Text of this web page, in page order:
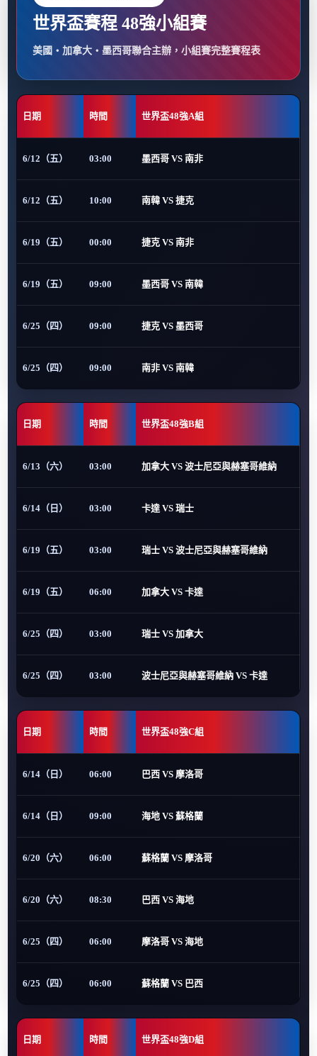
世界盃賽程 48強小組賽
美國・加拿大・墨西哥聯合主辦，小組賽完整賽程表
日期 時間 世界盃48強A組
6/12（五） 03:00 墨西哥 VS 南非
6/12（五） 10:00 南韓 VS 捷克
6/19（五） 00:00 捷克 VS 南非
6/19（五） 09:00 墨西哥 VS 南韓
6/25（四） 09:00 捷克 VS 墨西哥
6/25（四） 09:00 南非 VS 南韓
日期 時間 世界盃48強B組
6/13（六） 03:00 加拿大 VS 波士尼亞與赫塞哥維納
6/14（日） 03:00 卡達 VS 瑞士
6/19（五） 03:00 瑞士 VS 波士尼亞與赫塞哥維納
6/19（五） 06:00 加拿大 VS 卡達
6/25（四） 03:00 瑞士 VS 加拿大
6/25（四） 03:00 波士尼亞與赫塞哥維納 VS 卡達
日期 時間 世界盃48強C組
6/14（日） 06:00 巴西 VS 摩洛哥
6/14（日） 09:00 海地 VS 蘇格蘭
6/20（六） 06:00 蘇格蘭 VS 摩洛哥
6/20（六） 08:30 巴西 VS 海地
6/25（四） 06:00 摩洛哥 VS 海地
6/25（四） 06:00 蘇格蘭 VS 巴西
日期 時間 世界盃48強D組